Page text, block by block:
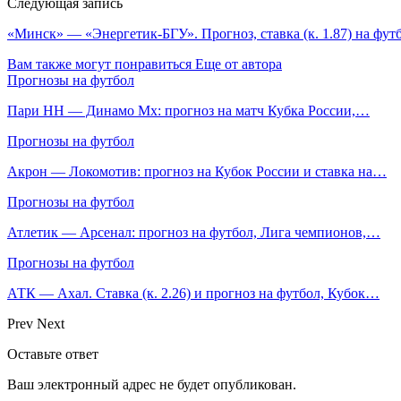
Следующая запись
«Минск» — «Энергетик-БГУ». Прогноз, ставка (к. 1.87) на
Вам также могут понравиться Еще от автора
Прогнозы на футбол
Пари НН — Динамо Мх: прогноз на матч Кубка России,…
Прогнозы на футбол
Акрон — Локомотив: прогноз на Кубок России и ставка на…
Прогнозы на футбол
Атлетик — Арсенал: прогноз на футбол, Лига чемпионов,…
Прогнозы на футбол
АТК — Ахал. Ставка (к. 2.26) и прогноз на футбол, Кубок…
Prev Next
Оставьте ответ
Ваш электронный адрес не будет опубликован.